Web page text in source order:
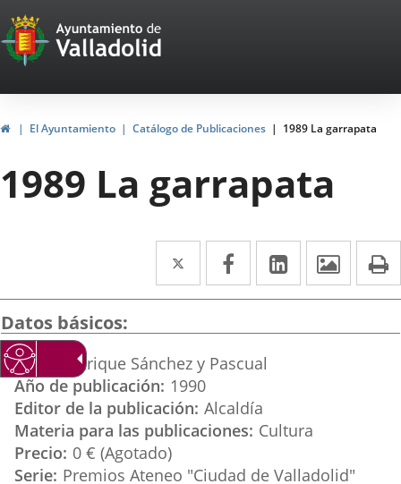
Portal
Web
del
Ayuntamiento
de
Valladolid
HomeEl Ayuntamiento Catálogo de Publicaciones 1989 La garrapata
1989 La garrapata
Twitter
Enlace
a
externa.
Facebook
Enlace
a
externa.
Linkedin
Enlace
a
Datos básicos
Autor
Enrique Sánchez y Pascual
Año de publicación 1990
Editor de la publicación Alcaldía
Materia para las publicaciones Cultura
Precio 0 € (Agotado)
Serie Premios Ateneo "Ciudad de Valladolid"